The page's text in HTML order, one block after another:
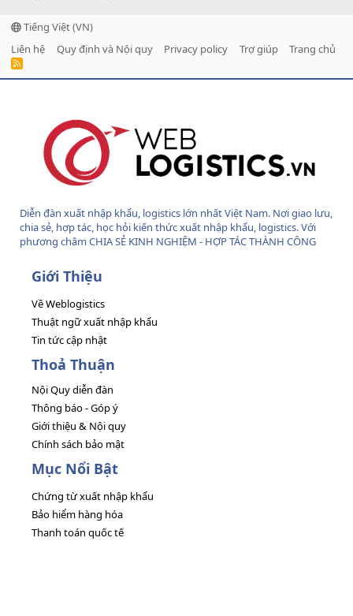
Tiếng Việt (VN)
Liên hệ
Quy định và Nội quy Privacy policy Trợ giúp Trang chủ
R
Diễn đàn xuất nhập khẩu, logistics lớn nhất Việt Nam. Nơi giao lưu,
chia sẻ, hợp tác, học hỏi kiến thức xuất nhập khẩu, logistics. Với
phương châm CHIA SẺ KINH NGHIỆM - HỢP TÁC THÀNH CÔNG
Giới Thiệu
Về Weblogistics
Thuật ngữ xuất nhập khẩu
Tin tức cập nhật
Thoả Thuận
Nội Quy diễn đàn
Thông báo - Góp ý
Giới thiệu & Nội quy
Chính sách bảo mật
Mục Nổi Bật
Chứng từ xuất nhập khẩu
Bảo hiểm hàng hóa
Thanh toán quốc tế